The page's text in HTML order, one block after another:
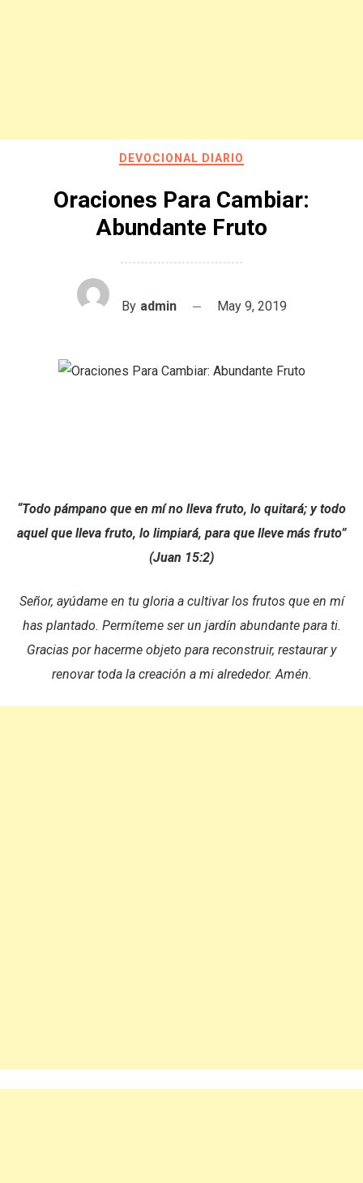
DEVOCIONAL DIARIO
Oraciones Para Cambiar:
Abundante Fruto
By admin May 9, 2019
“Todo pámpano que en mí no lleva fruto, lo quitará; y todo
aquel que lleva fruto, lo limpiará, para que lleve más fruto”
(Juan 15:2)
Señor, ayúdame en tu gloria a cultivar los frutos que en mí
has plantado. Permíteme ser un jardín abundante para ti.
Gracias por hacerme objeto para reconstruir, restaurar y
renovar toda la creación a mi alrededor. Amén.